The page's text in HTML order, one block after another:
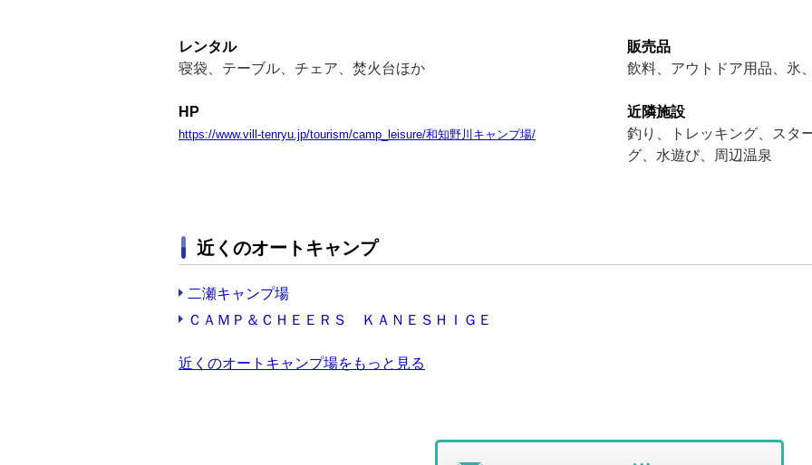
レンタル
寝袋、テーブル、チェア、焚火台ほか
販売品
飲料、アウトドア用品、氷
HP
https://www.vill-tenryu.jp/tourism/camp_leisure/和知野川キャンプ場/
近隣施設
釣り、トレッキング、スタ
グ、水遊び、周辺温泉
近くのオートキャンプ
二瀬キャンプ場
ＣＡＭＰ＆ＣＨＥＥＲＳ ＫＡＮＥＳＨＩＧＥ
近くのオートキャンプ場をもっと見る